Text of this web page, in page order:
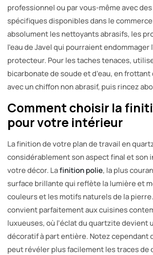
professionnel ou par vous-même avec
spécifiques disponibles dans le
absolument les nettoyants abrasifs, les
l’eau de Javel qui pourraient
protecteur. Pour les taches tenaces,
bicarbonate de soude et d’eau, en
avec un chiffon non abrasif, puis rincez
Comment choisir la
pour votre intérieur
La finition de votre plan de travail en
considérablement son aspect final et son
votre décor. Lafinition polie, la plus
surface brillante qui reflète la lumière et
couleurs et les motifs naturels de la
convient parfaitement aux cuisines
luxueuses, où l’éclat du quartzite devient
décoratif à part entière. Notez cependant
peut révéler plus facilement les traces de